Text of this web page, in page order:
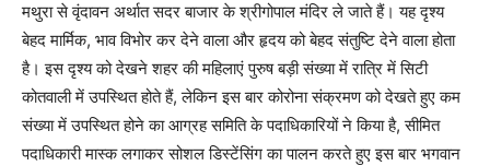
मथुरा से वृंदावन अर्थात सदर बाजार के श्रीगोपाल मंदिर ले जाते हैं। यह दृश्य
बेहद मार्मिक, भाव विभोर कर देने वाला और हृदय को बेहद संतुष्टि देने वाला होता
है। इस दृश्य को देखने शहर की महिलाएं पुरुष बड़ी संख्या में रात्रि में सिटी
कोतवाली में उपस्थित होते हैं, लेकिन इस बार कोरोना संक्रमण को देखते हुए कम
संख्या में उपस्थित होने का आग्रह समिति के पदाधिकारियों ने किया है, सीमित
पदाधिकारी मास्क लगाकर सोशल डिस्टेंसिंग का पालन करते हुए इस बार भगवान